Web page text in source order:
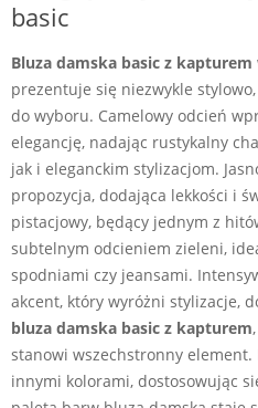
basic
Bluza damska basic z kapturem
prezentuje się niezwykle
do wyboru. Camelowy odcień
elegancję, nadając rustykalny
jak i eleganckim stylizacjom.
propozycja, dodająca lekkości i
pistacjowy, będący jednym z
subtelnym odcieniem zieleni,
spodniami czy jeansami.
akcent, który wyróżni stylizacje,
bluza damska basic z kapturem
stanowi wszechstronny element.
innymi kolorami, dostosowując